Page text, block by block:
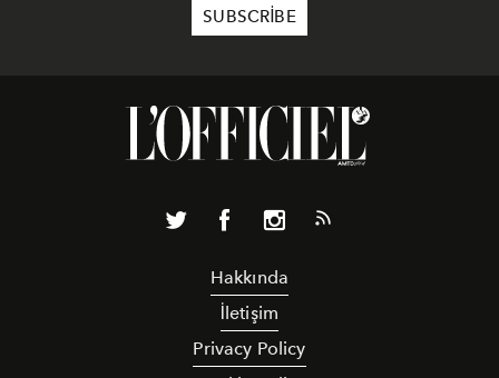
Hakkında
İletişim
Privacy Policy